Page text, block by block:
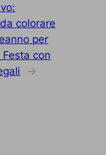
colorare
per
con
→